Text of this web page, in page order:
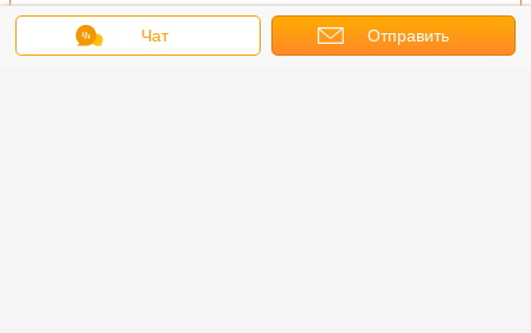
Получить лучшую цену для
Чат Отправить